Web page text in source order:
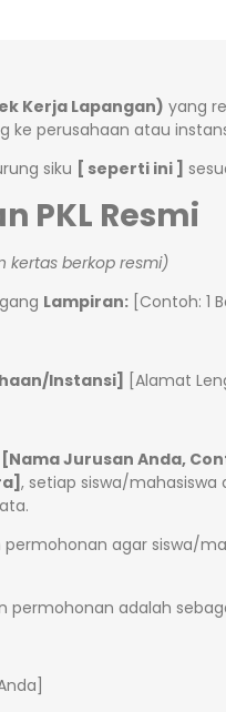
Kerja Lapangan) yang
ke perusahaan atau
siku [ seperti ini ]
PKL Resmi
kertas berkop resmi)
Lampiran: [Contoh: 1
Instansi] [Alamat
[Nama Jurusan Anda,
, setiap siswa/mahasiswa
agar siswa/
permohonan adalah